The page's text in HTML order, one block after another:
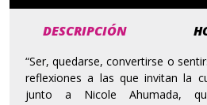
DESCRIPCIÓN
“Ser, quedarse, convertirse o
reflexiones a las que invitan la
junto a Nicole Ahumada,